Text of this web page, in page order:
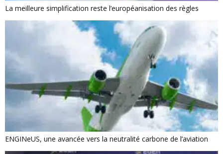
La meilleure simplification reste l’européanisation des règles
ENGINeUS, une avancée vers la neutralité carbone de l’aviation